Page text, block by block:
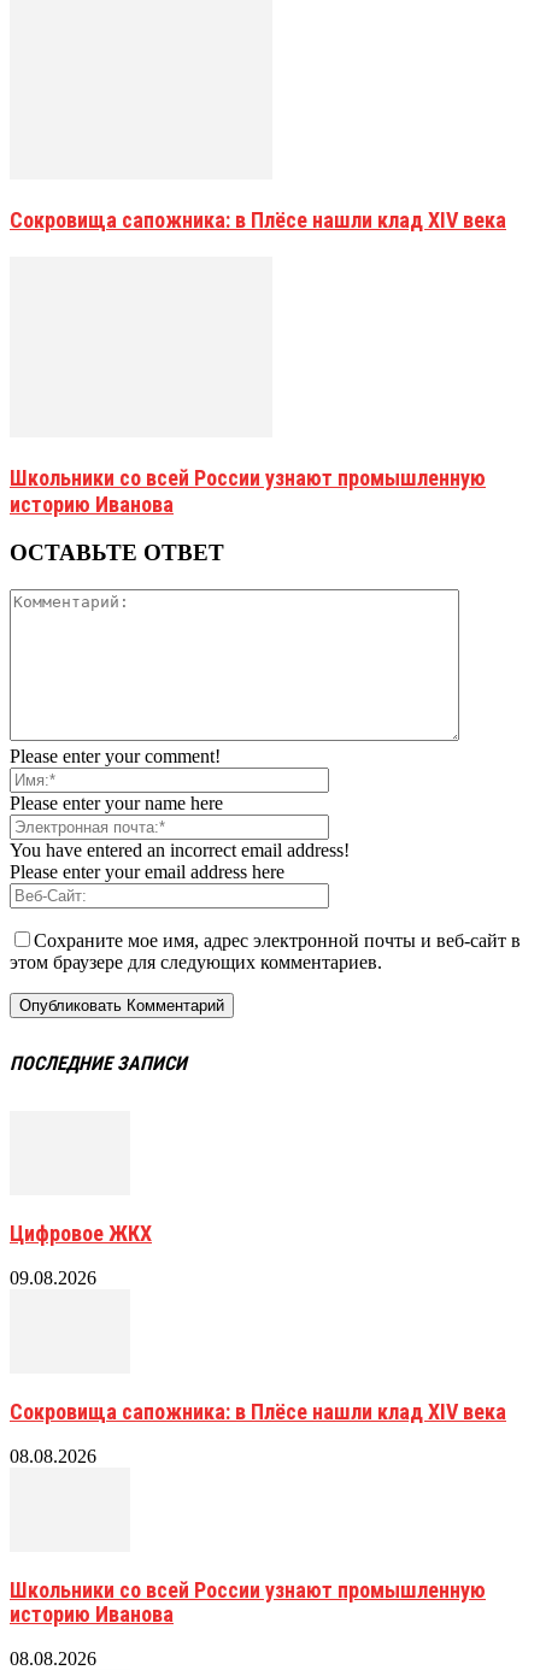
Сокровища сапожника: в Плёсе нашли клад XIV века
Школьники со всей России узнают промышленную
историю Иванова
ОСТАВЬТЕ ОТВЕТ
Please enter your comment!
Please enter your name here
You have entered an incorrect email address!
Please enter your email address here
Сохраните мое имя, адрес электронной почты и веб-сайт в
этом браузере для следующих комментариев.
ПОСЛЕДНИЕ ЗАПИСИ
Цифровое ЖКХ
09.08.2026
Сокровища сапожника: в Плёсе нашли клад XIV века
08.08.2026
Школьники со всей России узнают промышленную
историю Иванова
08.08.2026